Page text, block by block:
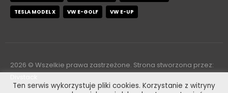
TESLA MODEL X VW E-GOLF VW E-UP
2026 © Wszelkie prawa zastrzeżone. Strona stworzona przez:
Ten serwis wykorzystuje pliki cookies. Korzystanie z witryny